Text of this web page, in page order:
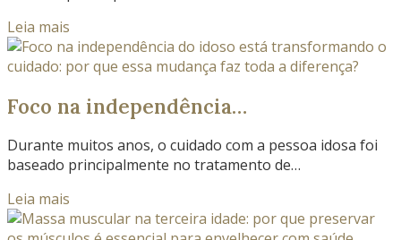
Leia mais
Foco na independência…
Durante muitos anos, o cuidado com a pessoa idosa foi
baseado principalmente no tratamento de…
Leia mais